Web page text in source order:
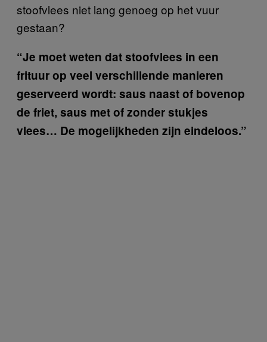
stoofvlees niet lang genoeg op het vuur
gestaan?
“Je moet weten dat stoofvlees in een
frituur op veel verschillende manieren
geserveerd wordt: saus naast of bovenop
de friet, saus met of zonder stukjes
vlees… De mogelijkheden zijn eindeloos.”